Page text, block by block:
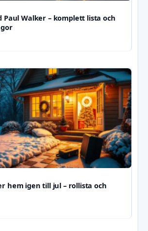
Paul Walker – komplett lista och
hem igen till jul – rollista och